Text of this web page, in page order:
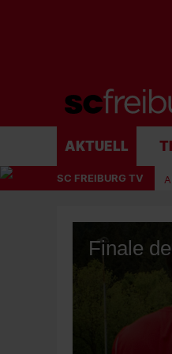
AKTUELL
SC FREIBURG TV
Finale